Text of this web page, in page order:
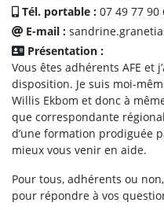
Tél. portable : 07 49 77 90
E-mail :
Présentation :
Vous êtes adhérents AFE et
disposition. Je suis moi-
Willis Ekbom et donc à
que correspondante
d’une formation prodiguée
mieux vous venir en aide.
Pour tous, adhérents ou
pour répondre à vos